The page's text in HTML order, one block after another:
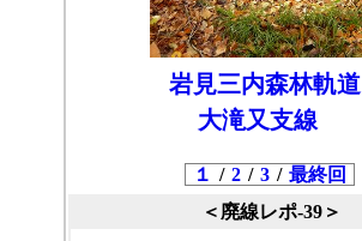
岩見三内森林軌道
大滝又支線
１ / 2 / 3 / 最終回
＜廃線レポ-39＞